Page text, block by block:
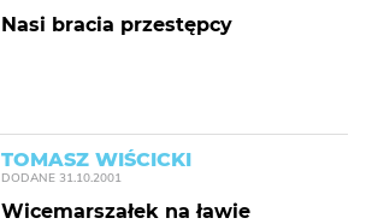
Nasi bracia przestępcy
TOMASZ WIŚCICKI
DODANE 31.10.2001
Wicemarszałek na ławie